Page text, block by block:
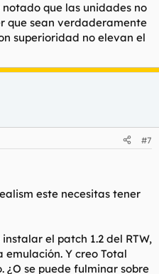
que las unidades no
que sean verdaderamente
superioridad no elevan el
#7
este necesitas tener
el patch 1.2 del RTW,
Y creo Total
¿O se puede fulminar sobre